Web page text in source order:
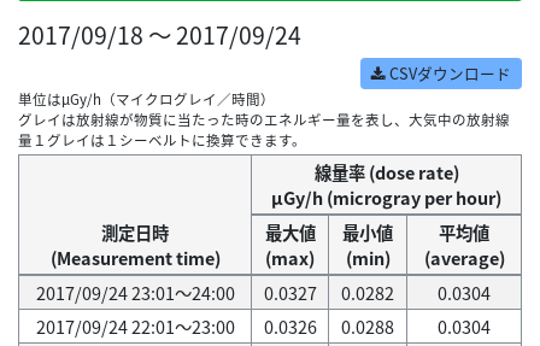
2017/09/18 ～ 2017/09/24
CSVダウンロード
単位はμGy/h（マイクログレイ／時間）
グレイは放射線が物質に当たった時のエネルギー量を表し、大気中の放射線
量１グレイは１シーベルトに換算できます。
測定日時
(Measurement time)
線量率 (dose rate)
μGy/h (microgray per hour)
最大値
(max)
最小値
(min)
平均値
(average)
2017/09/24 23:01～24:00
0.0327 0.0282
0.0304
2017/09/24 22:01～23:00
0.0326 0.0288
0.0304